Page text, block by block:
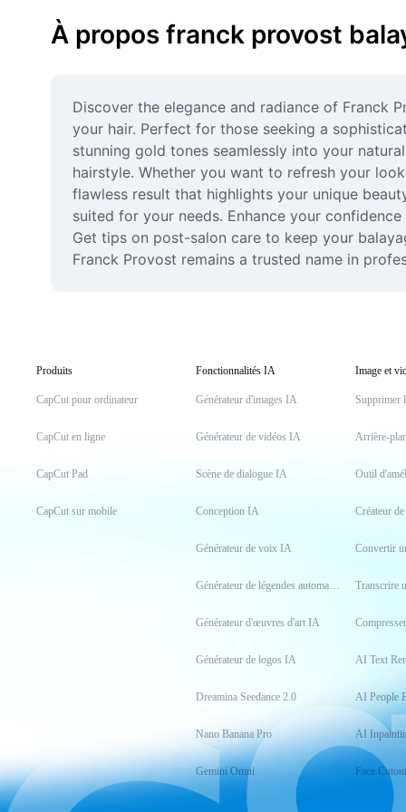
À propos franck provost
Discover the elegance and radiance of Franck
your hair. Perfect for those seeking a
stunning gold tones seamlessly into your
hairstyle. Whether you want to refresh your
flawless result that highlights your unique
suited for your needs. Enhance your
Get tips on post-salon care to keep your
Franck Provost remains a trusted name in
Produits
CapCut pour ordinateur
CapCut en ligne
CapCut Pad
CapCut sur mobile
Fonctionnalités IA
Générateur d'images IA
Générateur de vidéos IA
Scène de dialogue IA
Conception IA
Générateur de voix IA
Générateur de légendes automatiques
Générateur d'œuvres d'art IA
Générateur de logos IA
Dreamina Seedance 2.0
Nano Banana Pro
Gemini Omni
Image et
Supprimer
Arrière-
Outil
Créateur de
Transcrire
AI Text
AI People
AI
Face Cutout